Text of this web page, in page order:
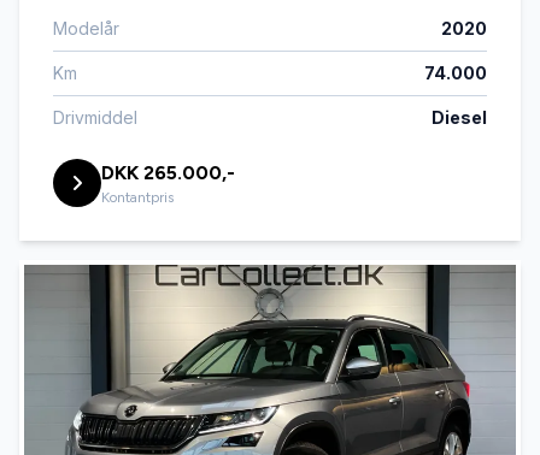
Modelår 2020
Km 74.000
Drivmiddel Diesel
DKK 265.000,-
Kontantpris